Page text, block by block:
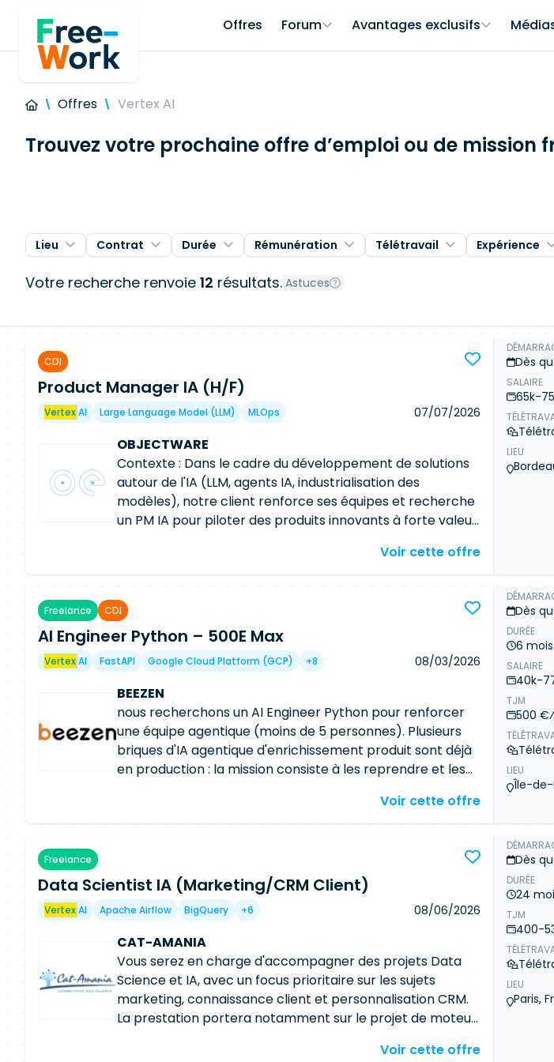
Offres Forum Avantages exclusifs
Offres Vertex AI
Trouvez votre prochaine offre d’emploi ou de mission
Lieu Contrat Durée Rémunération Télétravail Expérience
Votre recherche renvoie 12 résultats. Astuces
CDI
Product Manager IA (H/F)
VertexAI Large Language Model (LLM) MLOps 07/07/2026
OBJECTWARE
Contexte : Dans le cadre du développement de solutions
autour de l'IA (LLM, agents IA, industrialisation des
modèles), notre client renforce ses équipes et recherche
un PM IA pour piloter des produits innovants à forte valeur
comptabilité et finance du groupe. 🎯 Missions Recueillir,
d'usage IA (LLM, agents intelligents) Définir la vision produit
et construire la roadmap en lien avec les équipes
techniques et data Rédiger les user stories et piloter le
backlog (Agile / Scrum) Suivre le delivery des équipes
(Data, ML Engineer, Data Engineer) et garantir la valeur
délivrée Assurer la coordination entre équipes techniques,
métiers et parties prenantes Suivre la performance des
solutions IA mises en place et piloter leur amélioration
continue Accompagner l'industrialisation des produits IA
(MLOps, passage à l'échelle)
Voir cette offre
Dès
SALAIRE
65k-
LIEU
Freelance CDI
AI Engineer Python – 500E Max
VertexAI FastAPI Google Cloud Platform (GCP) +8 08/03/2026
BEEZEN
nous recherchons un AI Engineer Python pour renforcer
une équipe agentique (moins de 5 personnes). Plusieurs
briques d'IA agentique d'enrichissement produit sont déjà
en production : la mission consiste à les reprendre et les
missions : Maintenir et faire évoluer les APIs et flows
agentiques : détection d'attributs sur images produit,
transformation, exposition des résultats aux systèmes
aval Assurer la maintenance corrective et évolutive d'une
webapp de restitution et de validation métier (NiceGUI)
Mettre en place et industrialiser l'automatisation GEO
(visibilité des contenus dans les moteurs génératifs), avec
mesure d'impact Documenter et outiller l'évaluation : jeux
de test, métriques de précision, non-régression
Voir cette offre
Dès
DURÉE
6 mois
SALAIRE
40k-
TJM
500
LIEU
Île-de-
Freelance
Data Scientist IA (Marketing/CRM Client)
VertexAI Apache Airflow BigQuery +6 08/06/2026
CAT-AMANIA
Vous serez en charge d'accompagner des projets Data
Science et IA, avec un focus prioritaire sur les sujets
marketing, connaissance client et personnalisation CRM.
La prestation portera notamment sur le projet de moteur
sur d'autres cas d'usage marketing pouvant inclure les
Voir cette offre
Dès
DURÉE
24
TJM
400-
LIEU
Paris,